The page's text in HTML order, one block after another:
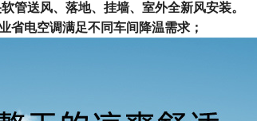
管送风、落地、挂墙、室外全新风安装。
省电空调满足不同车间降温需求；